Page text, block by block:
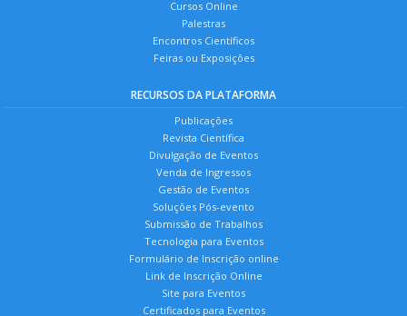
Cursos Online
Palestras
Encontros Científicos
Feiras ou Exposições
RECURSOS DA PLATAFORMA
Publicações
Revista Científica
Divulgação de Eventos
Venda de Ingressos
Gestão de Eventos
Soluções Pós-evento
Submissão de Trabalhos
Tecnologia para Eventos
Formulário de Inscrição online
Link de Inscrição Online
Site para Eventos
Certificados para Eventos